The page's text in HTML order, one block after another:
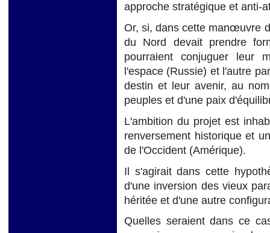
approche stratégique et anti-
Or, si, dans cette manœuvre
du Nord devait prendre
pourraient conjuguer leur
l'espace (Russie) et l'autre
destin et leur avenir, au
peuples et d'une paix
L'ambition du projet est
renversement historique et
de l'Occident (Amérique).
Il s'agirait dans cette
d'une inversion des vieux
héritée et d'une autre
Quelles seraient dans ce